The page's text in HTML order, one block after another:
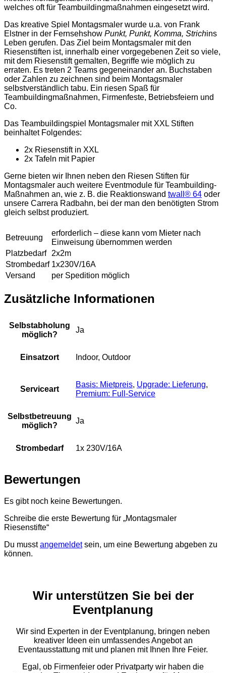
e
g
e
welches oft für Teambuildingmaßnahmen eingesetzt wird.
Das kreative Spiel Montagsmaler wurde u.a. von Frank
Elstner in der Fernsehshow Punkt, Punkt, Komma, Strichins
Leben gerufen. Das Ziel beim Montagsmaler mit den
Riesenstiften ist, innerhalb einer vorgegebenen Zeit so viele,
mit dem Riesenstift gemalten, Begriffe wie möglich zu
erraten. Es treten 2 Teams gegeneinander an. Buchstaben
oder Zahlen zu zeichnen sind beim Montagsmaler
selbstverständlich tabu. Ein riesen Spaß für
Teambuildingmaßnahmen, Firmenfeste, Betriebsfeiern und
Co.
Das Teambuildingspiel Montagsmaler mit XXL Stiften
beinhaltet Folgendes:
2x Riesenstift in XXL
2x Tafeln mit Papier
Gerne bieten wir Ihnen neben den Riesen Stiften für
Montagsmaler auch weitere Eventmodule für Teambuilding-
Maßnahmen an, wie z. B. die Reaktionswand twall® 64 oder
unsere Carrera Radbahn, bei der man den benötigten Strom
gleich selbst produziert.
Betreuung
erforderlich – diese kann vom Mieter nach
Einweisung übernommen werden
Platzbedarf
2x2m
Strombedarf 1x230V/16A
Versand
per Spedition möglich
Zusätzliche Informationen
Selbstabholung
möglich?
Ja
Einsatzort Indoor, Outdoor
Serviceart
Basis: Mietpreis, Upgrade: Lieferung,
Premium: Full-Service
Selbstbetreuung
möglich?
Ja
Strombedarf 1x 230V/16A
Bewertungen
Es gibt noch keine Bewertungen.
Schreibe die erste Bewertung für „Montagsmaler
Riesenstifte“
Du musstangemeldetsein, um eine Bewertung abgeben zu
können.
Wir unterstützen Sie bei der
Eventplanung
Wir sind Experten in der Eventplanung, bringen neben
kreativer Ideen ein umfassendes Angebot an
Eventausstattung mit und planen mit Ihnen Ihre Feier.
Egal, ob Firmenfeier oder Privatparty wir haben die